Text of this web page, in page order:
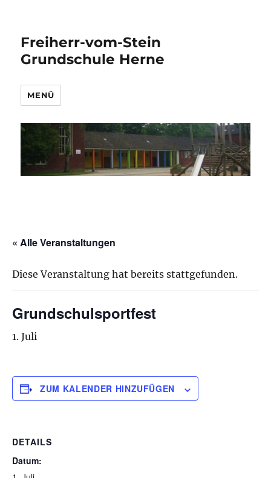
Freiherr-vom-Stein
Grundschule Herne
MENÜ
« Alle Veranstaltungen
Diese Veranstaltung hat bereits stattgefunden.
Grundschulsportfest
1. Juli
ZUM KALENDER HINZUFÜGEN
DETAILS
Datum: